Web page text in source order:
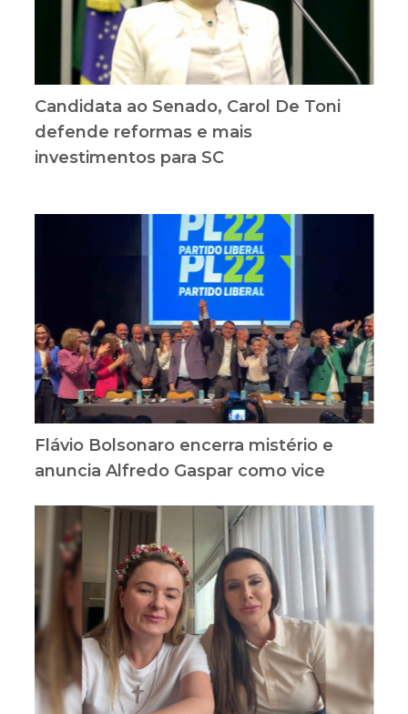
Candidata ao Senado, Carol De Toni
defende reformas e mais
investimentos para SC
Flávio Bolsonaro encerra mistério e
anuncia Alfredo Gaspar como vice